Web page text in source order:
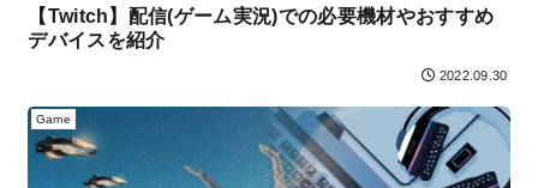
【Twitch】配信(ゲーム実況)での必要機材やおすすめ
デバイスを紹介
2022.09.30
Game